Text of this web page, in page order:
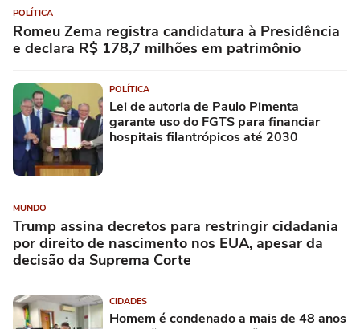
POLÍTICA
Romeu Zema registra candidatura à Presidência
e declara R$ 178,7 milhões em patrimônio
POLÍTICA
Lei de autoria de Paulo Pimenta
garante uso do FGTS para financiar
hospitais filantrópicos até 2030
MUNDO
Trump assina decretos para restringir cidadania
por direito de nascimento nos EUA, apesar da
decisão da Suprema Corte
CIDADES
Homem é condenado a mais de 48 anos